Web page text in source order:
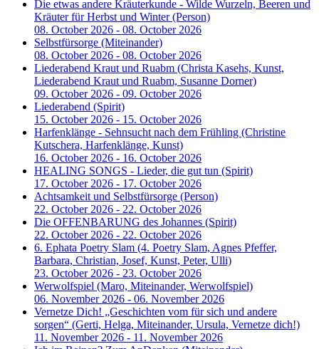
Die etwas andere Kräuterkunde - Wilde Wurzeln, Beeren und
Kräuter für Herbst und Winter(Person)
08. October 2026 - 08. October 2026
Selbstfürsorge (Miteinander)
08. October 2026 - 08. October 2026
Liederabend Kraut und Ruabm (Christa Kasehs, Kunst,
Liederabend Kraut und Ruabm, Susanne Dorner)
09. October 2026 - 09. October 2026
Liederabend (Spirit)
15. October 2026 - 15. October 2026
Harfenklänge - Sehnsucht nach dem Frühling (Christine
Kutschera, Harfenklänge, Kunst)
16. October 2026 - 16. October 2026
HEALING SONGS - Lieder, die gut tun (Spirit)
17. October 2026 - 17. October 2026
Achtsamkeit und Selbstfürsorge (Person)
22. October 2026 - 22. October 2026
Die OFFENBARUNG des Johannes (Spirit)
22. October 2026 - 22. October 2026
6. Ephata Poetry Slam (4. Poetry Slam, Agnes Pfeffer,
Barbara, Christian, Josef, Kunst, Peter, Ulli)
23. October 2026 - 23. October 2026
Werwolfspiel (Maro, Miteinander, Werwolfspiel)
06. November 2026 - 06. November 2026
Vernetze Dich! „Geschichten vom für sich und andere
sorgen“ (Gerti, Helga, Miteinander, Ursula, Vernetze dich!)
11. November 2026 - 11. November 2026